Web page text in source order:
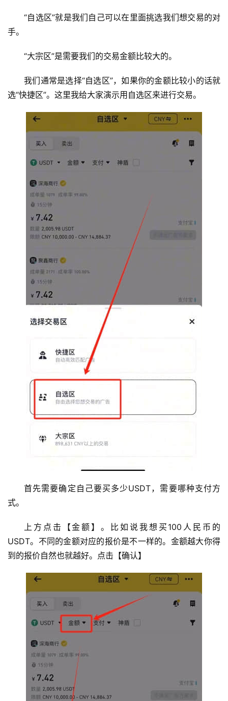
币
题
“自选区”就是我们自己可以在里面挑选我们想交易的对
手。
“大宗区”是需要我们的交易金额比较大的。
我们通常是选择“自选区”，如果你的金额比较小的话就
选“快捷区”。这里我给大家演示用自选区来进行交易。
首先需要确定自己要买多少USDT，需要哪种支付方
式。
上方点击【金额】。比如说我想买100人民币的
USDT。不同的金额对应的报价是不一样的。金额越大你得
到的报价自然也就越好。点击【确认】